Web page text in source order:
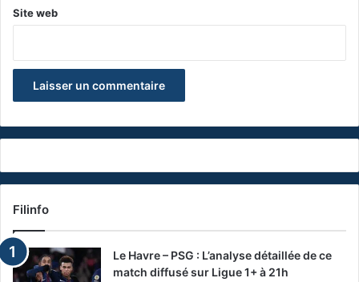
Site web
Filinfo
Le Havre – PSG : L’analyse détaillée de ce
match diffusé sur Ligue 1+ à 21h